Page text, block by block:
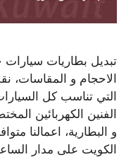
تبديل بطاريات سيارات
الاحجام و المقاسات،
التي تناسب كل
الفنين الكهربائين
و البطارية، اعمالنا
الكويت على مدار